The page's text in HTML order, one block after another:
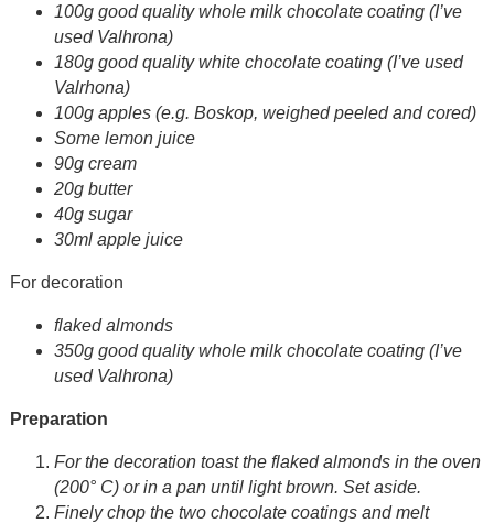
100g good quality whole milk chocolate coating (I’ve
used Valhrona)
180g good quality white chocolate coating (I’ve used
Valrhona)
100g apples (e.g. Boskop, weighedpeeled and cored)
Some lemon juice
90g cream
20g butter
40g sugar
30ml apple juice
For decoration
flaked almonds
350g good quality whole milk chocolate coating (I’ve
used Valhrona)
Preparation
For the decoration toast the flaked almonds in the oven
(200° C) or in a pan until light brown. Set aside.
Finely chop the two chocolate coatings and melt